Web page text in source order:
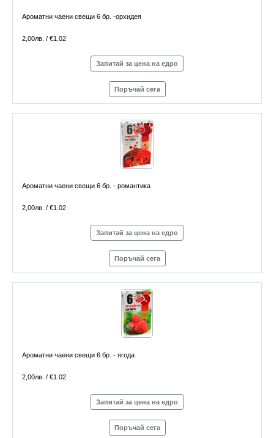
Ароматни чаени свещи 6 бр. -орхидея
2,00лв. / €1.02
Запитай за цена на едро
Поръчай сега
Ароматни чаени свещи 6 бр. - романтика
2,00лв. / €1.02
Запитай за цена на едро
Поръчай сега
Ароматни чаени свещи 6 бр. - ягода
2,00лв. / €1.02
Запитай за цена на едро
Поръчай сега